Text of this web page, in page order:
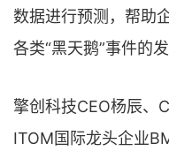
数据进行预测，帮助
各类“黑天鹅”事件的发
擎创科技CEO杨辰、
ITOM国际龙头企业